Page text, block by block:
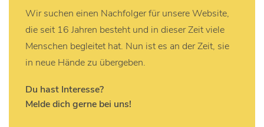
Wir suchen einen Nachfolger für unsere Website,
die seit 16 Jahren besteht und in dieser Zeit viele
Menschen begleitet hat. Nun ist es an der Zeit, sie
in neue Hände zu übergeben.
Du hast Interesse?
Melde dich gerne bei uns!